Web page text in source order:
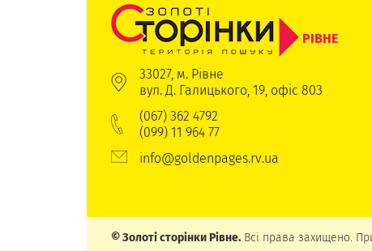
РІВНЕ
33027, м. Рівне
вул. Д. Галицького, 19, офіс 803
(067) 362 4792
(099) 11 964 77
info@goldenpages.rv.ua
© Золоті сторінки Рівне. Всі права захищено.